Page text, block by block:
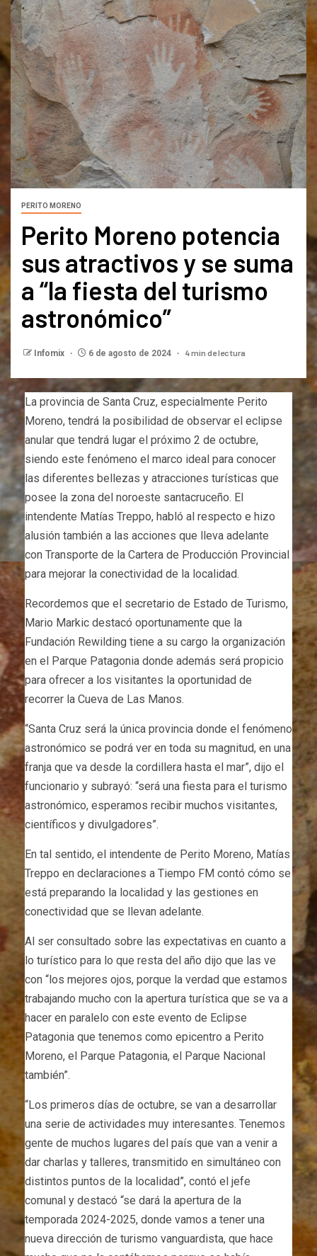
PERITO MORENO
Perito Moreno potencia
sus atractivos y se suma
a “la fiesta del turismo
astronómico”
Infomix 6 de agosto de 2024 4 min de lectura
La provincia de Santa Cruz, especialmente Perito
Moreno, tendrá la posibilidad de observar el eclipse
anular que tendrá lugar el próximo 2 de octubre,
siendo este fenómeno el marco ideal para conocer
las diferentes bellezas y atracciones turísticas que
posee la zona del noroeste santacruceño. El
intendente Matías Treppo, habló al respecto e hizo
alusión también a las acciones que lleva adelante
con Transporte de la Cartera de Producción Provincial
para mejorar la conectividad de la localidad.
Recordemos que el secretario de Estado de Turismo,
Mario Markic destacó oportunamente que la
Fundación Rewilding tiene a su cargo la organización
en el Parque Patagonia donde además será propicio
para ofrecer a los visitantes la oportunidad de
recorrer la Cueva de Las Manos.
“Santa Cruz será la única provincia donde el fenómeno
astronómico se podrá ver en toda su magnitud, en una
franja que va desde la cordillera hasta el mar”, dijo el
funcionario y subrayó: “será una fiesta para el turismo
astronómico, esperamos recibir muchos visitantes,
científicos y divulgadores”.
En tal sentido, el intendente de Perito Moreno, Matías
Treppo en declaraciones a Tiempo FM contó cómo se
está preparando la localidad y las gestiones en
conectividad que se llevan adelante.
Al ser consultado sobre las expectativas en cuanto a
lo turístico para lo que resta del año dijo que las ve
con “los mejores ojos, porque la verdad que estamos
trabajando mucho con la apertura turística que se va a
hacer en paralelo con este evento de Eclipse
Patagonia que tenemos como epicentro a Perito
Moreno, el Parque Patagonia, el Parque Nacional
también”.
“Los primeros días de octubre, se van a desarrollar
una serie de actividades muy interesantes. Tenemos
gente de muchos lugares del país que van a venir a
dar charlas y talleres, transmitido en simultáneo con
distintos puntos de la localidad”, contó el jefe
comunal y destacó “se dará la apertura de la
temporada 2024-2025, donde vamos a tener una
nueva dirección de turismo vanguardista, que hace